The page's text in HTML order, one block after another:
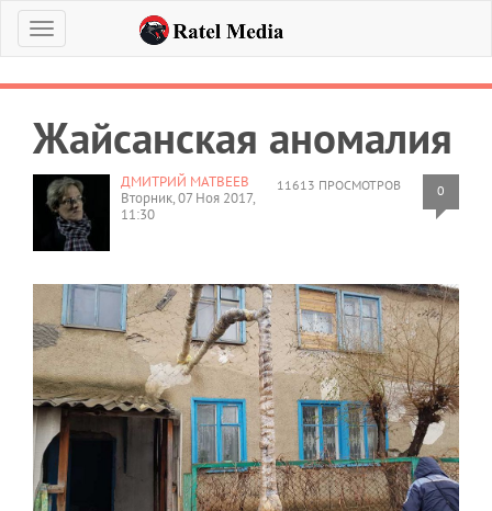
Меню
Жайсанская аномалия
11613 ПРОСМОТРОВ 0
ДМИТРИЙ МАТВЕЕВ
Вторник, 07 Ноя 2017,
11:30